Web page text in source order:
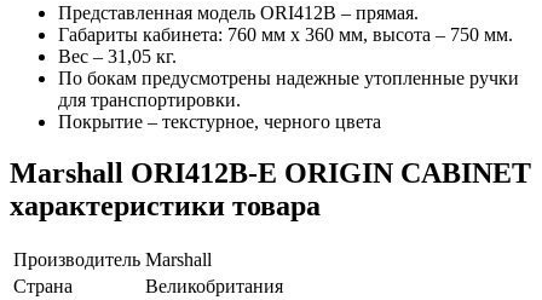
Представленная модель ORI412В – прямая.
Габариты кабинета: 760 мм х 360 мм, высота – 750 мм.
Вес – 31,05 кг.
По бокам предусмотрены надежные утопленные ручки
для транспортировки.
Покрытие – текстурное, черного цвета
Marshall ORI412B-E ORIGIN CABINET
характеристики товара
Производитель Marshall
Страна
Великобритания